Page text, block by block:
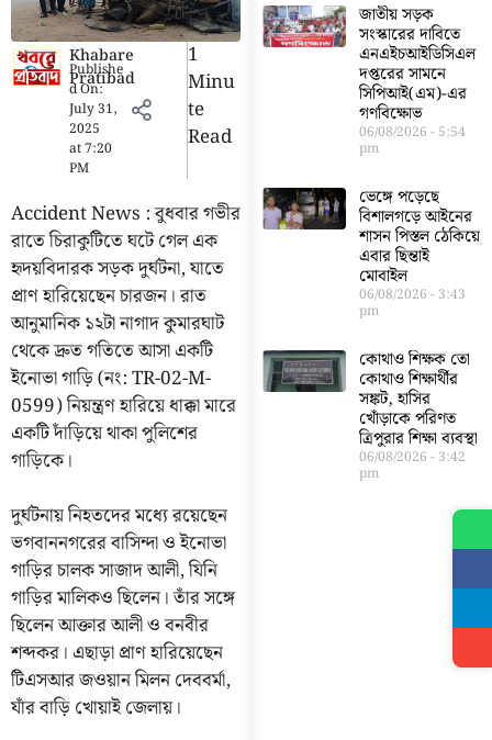
Khabare
Pratibad
Publishe
d On:
July 31,
2025
at7:20
PM
1
Minu
Te
Read
Accident News : বুধবার গভীর
রাতে চিরাকুটিতে ঘটে গেল এক
হৃদয়বিদারক সড়ক দুর্ঘটনা, যাতে
প্রাণ হারিয়েছেন চারজন। রাত
আনুমানিক ১২টা নাগাদ কুমারঘাট
থেকে দ্রুত গতিতে আসা একটি
ইনোভা গাড়ি (নং: TR-02-M-
0599) নিয়ন্ত্রণ হারিয়ে ধাক্কা মারে
একটি দাঁড়িয়ে থাকা পুলিশের
গাড়িকে।
দুর্ঘটনায় নিহতদের মধ্যে রয়েছেন
ভগবাননগরের বাসিন্দা ও ইনোভা
গাড়ির চালক সাজাদ আলী, যিনি
গাড়ির মালিকও ছিলেন। তাঁর সঙ্গে
ছিলেন আক্তার আলী ও বনবীর
শব্দকর। এছাড়া প্রাণ হারিয়েছেন
টিএসআর জওয়ান মিলন দেববর্মা,
যাঁর বাড়ি খোয়াই জেলায়।
জাতীয় সড়ক
সংস্কারের দাবিতে
এনএইচআইডিসিএল
দপ্তরের সামনে
সিপিআই(এম)-এর
গণবিক্ষোভ
06/08/2026 5:54
pm
ভেঙ্গে পড়েছে
বিশালগড়ে আইনের
শাসন পিস্তল ঠেকিয়ে
এবার ছিন্তাই
মোবাইল
06/08/2026 3:43
pm
কোথাও শিক্ষক তো
কোথাও শিক্ষার্থীর
সঙ্কট, হাসির
খোঁড়াকে পরিণত
ত্রিপুরার শিক্ষা ব্যবস্থা
06/08/2026 3:42
pm